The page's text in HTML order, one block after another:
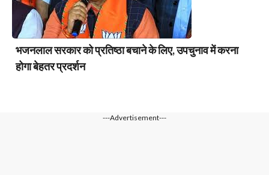
भजनलाल सरकार को प्रतिष्ठा बचाने के लिए, उपचुनाव में करना
होगा बेहतर प्रदर्शन
---Advertisement---